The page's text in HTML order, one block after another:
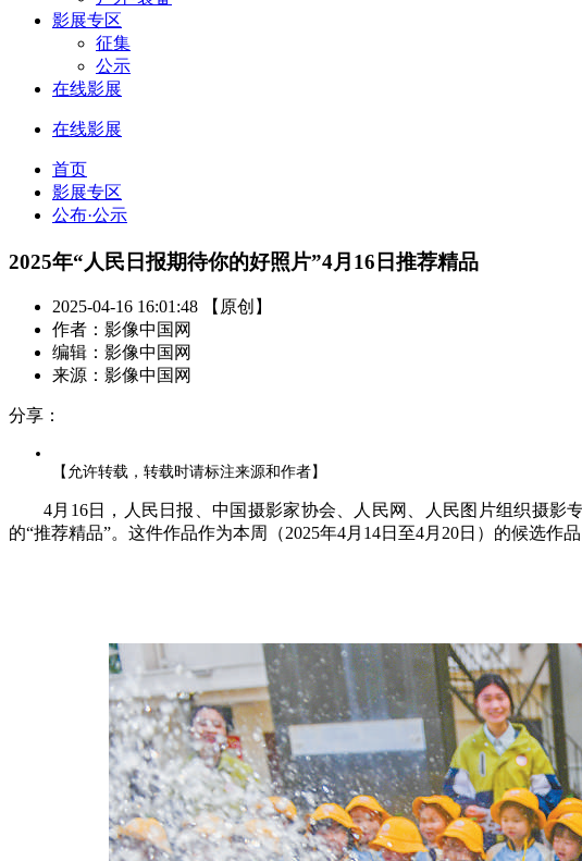
影展专区
征集
公示
在线影展
在线影展
首页
影展专区
公布·公示
2025年“人民日报期待你的好照片”4月16日推荐精品
2025-04-16 16:01:48 【原创】
作者：影像中国网
编辑：影像中国网
来源：影像中国网
分享：
【允许转载，转载时请标注来源和作者】
4月16日，人民日报、中国摄影家协会、人民网、人民图片组织摄
的“推荐精品”。这件作品作为本周（2025年4月14日至4月20日）的候选作